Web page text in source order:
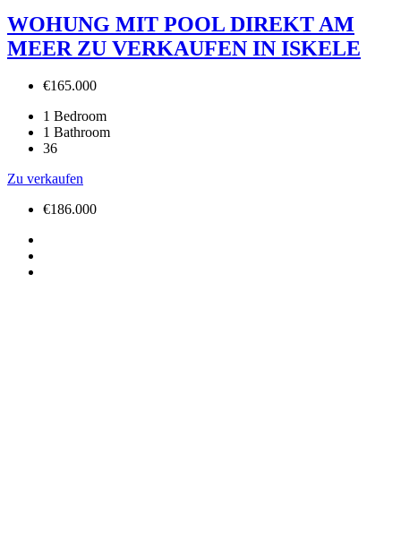
WOHUNG MIT POOL DIREKT AM
MEER ZU VERKAUFEN IN ISKELE
€165.000
1 Bedroom
1 Bathroom
36
Zu verkaufen
€186.000